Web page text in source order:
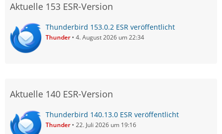
Aktuelle 153 ESR-Version
Thunderbird 153.0.2 ESR veröffentlicht
Thunder 4. August 2026 um 22:34
Aktuelle 140 ESR-Version
Thunderbird 140.13.0 ESR veröffentlicht
Thunder 22. Juli 2026 um 19:16